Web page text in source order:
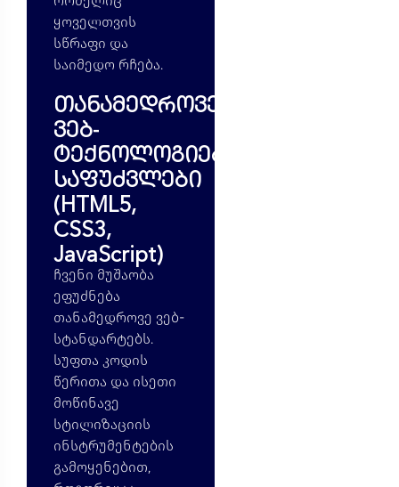
ყოველთვის
სწრაფი და
საიმედო რჩება.
თანამედროვე
ვებ-
ტექნოლოგიების
საფუძვლები
(HTML5,
CSS3,
JavaScript)
ჩვენი მუშაობა
ეფუძნება
თანამედროვე ვებ-
სტანდარტებს.
სუფთა კოდის
წერითა და ისეთი
მოწინავე
სტილიზაციის
ინსტრუმენტების
გამოყენებით,